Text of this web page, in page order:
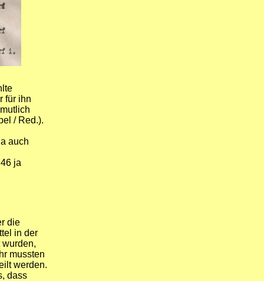
für ihn
/ Red.).
auch
ja
die
in der
mussten
werden.
dass